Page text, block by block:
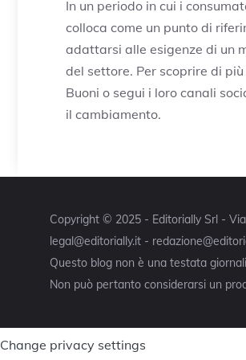
In un periodo in cui i
colloca come un punto di
adattarsi alle esigenze di un
del settore. Per scoprire di
Buoni o segui i loro canali
il cambiamento.
Copyright © 2025 - Editorially Srl -
legal@editorially.it -
Questo blog non è una testata
Non può pertanto considerarsi un
Change privacy settings